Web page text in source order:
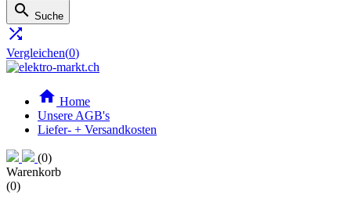
 Suche

Vergleichen(0)
 Home
Unsere AGB's
Liefer- + Versandkosten
(0)
Warenkorb
(0)